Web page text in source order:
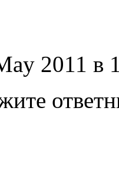
2011 в